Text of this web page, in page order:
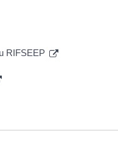
RIFSEEP